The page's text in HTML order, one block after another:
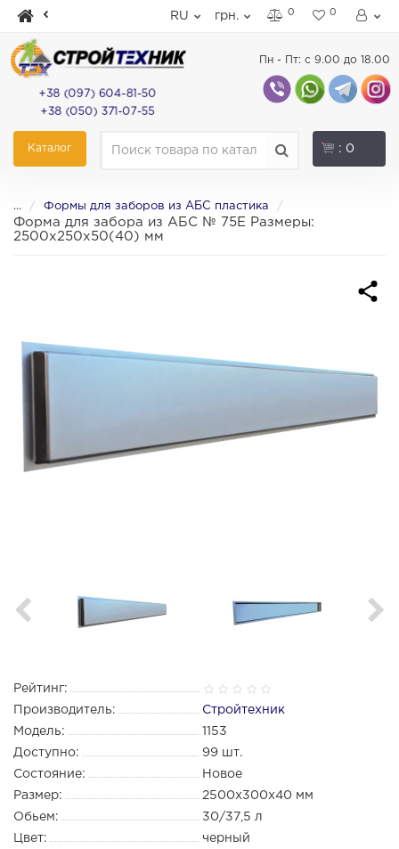
RU грн. 0 0
+38 (097) 604-81-50
+38 (050) 371-07-55
Пн - Пт: с 9.00 до 18.00
Каталог : 0
... Формы для заборов из АБС пластика
Форма для забора из АБС № 75Е Размеры:
2500х250х50(40) мм
Рейтинг:
Производитель:
Стройтехник
Модель:
1153
Доступно:
99 шт.
Состояние:
Новое
Размер:
2500х300х40 мм
Обьем:
30/37,5 л
Цвет:
черный